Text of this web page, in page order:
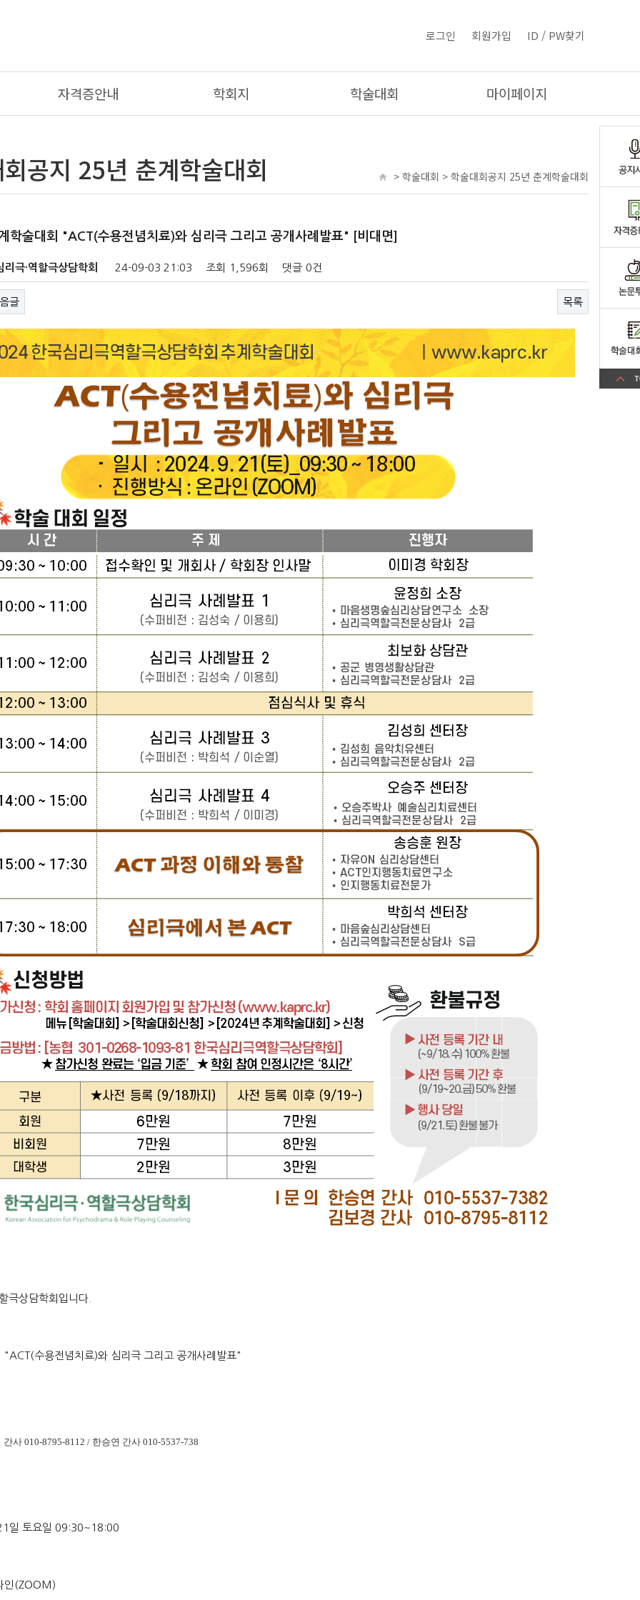
로그인 회원가입 ID / PW찾기
자격증안내 학회지 학술대회 마이페이지
공지 25년 춘계학술대회 > 학술대회 > 학술대회공지 25년 춘계학술대회
학술대회 "ACT(수용전념치료)와 심리극 그리고 공개사례발표" [비대면]
리극·역할극상담학회 24-09-03 21:03 조회 1,596회 댓글 0건
글 목록
극상담학회입니다.
수용전념치료)와 심리극 그리고 공개사례발표"
간사 010-8795-8112 / 한승연 간사 010-5537-738
일 토요일 09:30~18:00
인(ZOOM)